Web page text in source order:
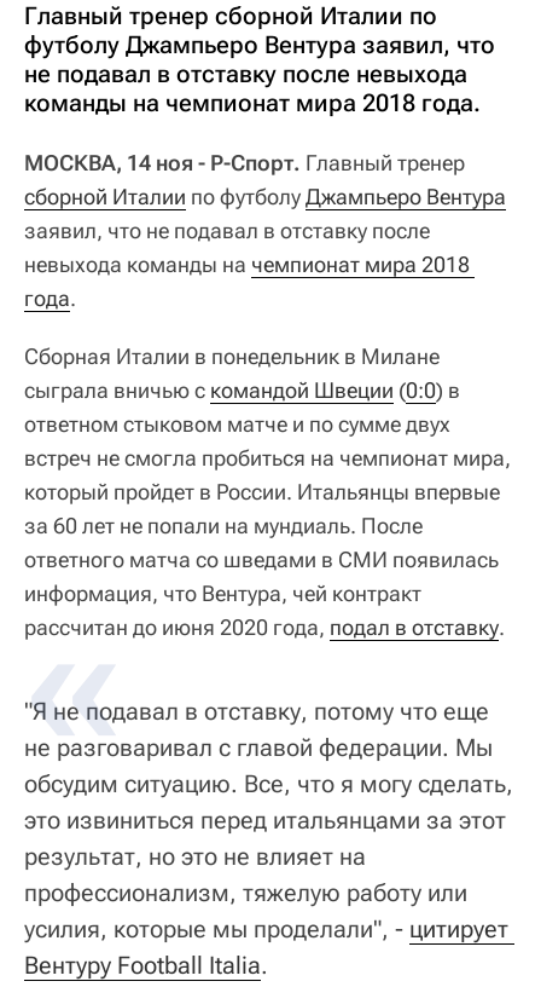
Главный тренер сборной Италии по
футболу Джампьеро Вентура заявил, что
не подавал в отставку после невыхода
команды на чемпионат мира 2018 года.
МОСКВА, 14 ноя - Р-Спорт. Главный тренер
сборной Италии по футболуДжампьеро Вентура
заявил, что не подавал в отставку после
невыхода команды на чемпионат мира 2018
года.
Сборная Италии в понедельник в Милане
сыграла вничью с командой Швеции (0:0) в
ответном стыковом матче и по сумме двух
встреч не смогла пробиться на чемпионат мира,
который пройдет в России. Итальянцы впервые
за 60 лет не попали на мундиаль. После
ответного матча со шведами в СМИ появилась
информация, что Вентура, чей контракт
рассчитан до июня 2020 года, подал в отставку.
"Я не подавал в отставку, потому что еще
не разговаривал с главой федерации. Мы
обсудим ситуацию. Все, что я могу сделать,
это извиниться перед итальянцами за этот
результат, но это не влияет на
профессионализм, тяжелую работу или
усилия, которые мы проделали", - цитирует
Вентуру Football Italia.